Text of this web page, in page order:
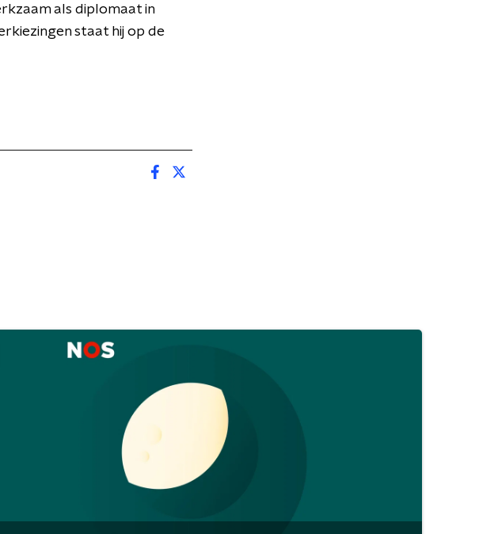
als diplomaat in
staat hij op de